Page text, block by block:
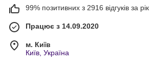
99% позитивних з 2916 відгуків за рік
Працює з 14.09.2020
м. Київ
Київ, Україна